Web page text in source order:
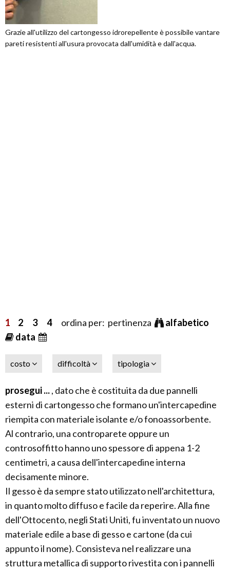
Grazie all'utilizzo del cartongesso idrorepellente è possibile vantare
pareti resistenti all'usura provocata dall'umidità e dall'acqua.
1 2 3 4ordina per: pertinenza
alfabetico
data
costo difficoltà tipologia
prosegui ..., dato che è costituita da due pannelli
esterni di cartongesso che formano un'intercapedine
riempita con materiale isolante e/o fonoassorbente.
Al contrario, una controparete oppure un
controsoffitto hanno uno spessore di appena 1-2
centimetri, a causa dell'intercapedine interna
decisamente minore.
Il gesso è da sempre stato utilizzato nell'architettura,
in quanto molto diffuso e facile da reperire. Alla fine
dell'Ottocento, negli Stati Uniti, fu inventato un nuovo
materiale edile a base di gesso e cartone (da cui
appunto il nome). Consisteva nel realizzare una
struttura metallica di supporto rivestita con i pannelli